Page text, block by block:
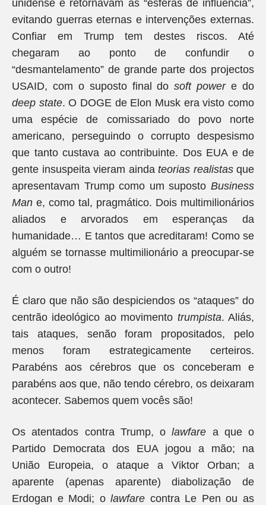
unidense e retornavam às “esferas de influência”,
evitando guerras eternas e intervenções externas.
Confiar em Trump tem destes riscos. Até
chegaram ao ponto de confundir o
“desmantelamento” de grande parte dos projectos
USAID, com o suposto final dosoft powere do
deep state. O DOGE de Elon Musk era visto como
uma espécie de comissariado do povo norte
americano, perseguindo o corrupto despesismo
que tanto custava ao contribuinte. Dos EUA e de
gente insuspeita vieram ainda teorias realistasque
apresentavam Trump como um suposto Business
Man e, como tal, pragmático. Dois multimilionários
aliados e arvorados em esperanças da
humanidade… E tantos que acreditaram! Como se
alguém se tornasse multimilionário a preocupar-se
com o outro!
É claro que não são despiciendos os “ataques” do
centrão ideológico ao movimento trumpista. Aliás,
tais ataques, senão foram propositados, pelo
menos foram estrategicamente certeiros.
Parabéns aos cérebros que os conceberam e
parabéns aos que, não tendo cérebro, os deixaram
acontecer. Sabemos quem vocês são!
Os atentados contra Trump, olawfare a que o
Partido Democrata dos EUA jogou a mão; na
União Europeia, o ataque a Viktor Orban; a
aparente (apenas aparente) diabolização de
Erdogan e Modi; olawfare contra Le Pen ou as